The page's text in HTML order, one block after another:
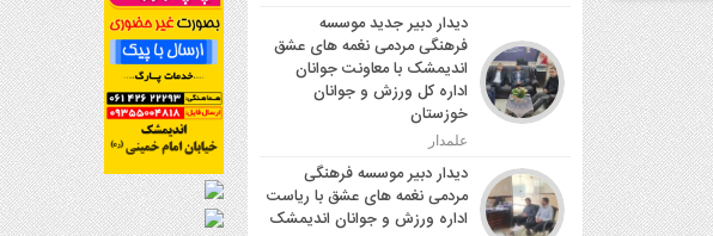
دیدار دبیر جدید موسسه
فرهنگی مردمی نغمه های عشق
اندیمشک با معاونت جوانان
اداره کل ورزش و جوانان
خوزستان
علمدار
دیدار دبیر موسسه فرهنگی
مردمی نغمه های عشق با ریاست
اداره ورزش و جوانان اندیمشک